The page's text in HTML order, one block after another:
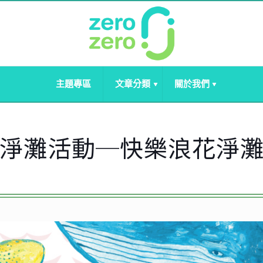
主題專區 文章分類 關於我們
灘活動─快樂浪花淨